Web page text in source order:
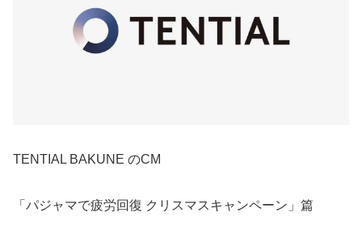
TENTIAL BAKUNE のCM
「パジャマで疲労回復 クリスマスキャンペーン」篇